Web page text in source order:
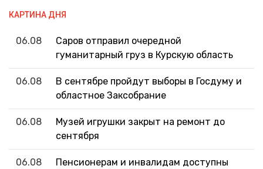
КАРТИНА ДНЯ
06.08
Саров отправил очередной
гуманитарный груз в Курскую область
06.08
В сентябре пройдут выборы в Госдуму и
областное Заксобрание
06.08
Музей игрушки закрыт на ремонт до
сентября
06.08
Пенсионерам и инвалидам доступны